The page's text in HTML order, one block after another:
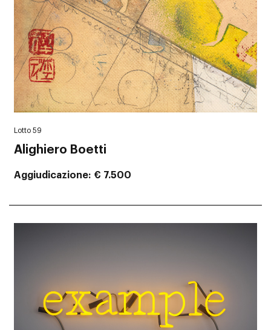
Lotto 59
Alighiero Boetti
Aggiudicazione € 7.500